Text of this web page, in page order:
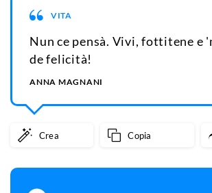
VITA
Nun ce pensà. Vivi, fottitene e
de felicità!
ANNA MAGNANI
Crea Copia